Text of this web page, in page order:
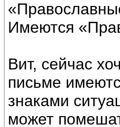
Имеются
Вит, сейчас
письме
знаками
может